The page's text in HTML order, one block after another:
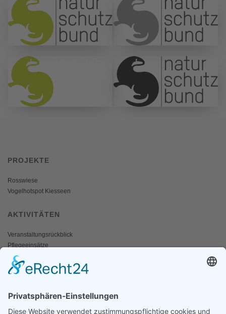
PROJEKTE
Rosswiese
Vogelhotspot Kiesseen
AKTIVITÄTEN
Veranstaltungsrückblick
Pflegeeinsätze
AKTIV WERDEN
Mitgliedschaft
Spenden